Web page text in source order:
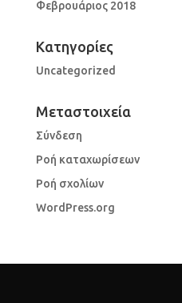
Φεβρουάριος 2018
Kατηγορίες
Uncategorized
Μεταστοιχεία
Σύνδεση
Ροή καταχωρίσεων
Ροή σχολίων
WordPress.org